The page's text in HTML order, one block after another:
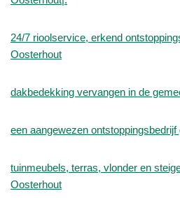
24/7 rioolservice, erkend
Oosterhout
dakbedekking vervangen in de
een aangewezen
tuinmeubels, terras, vlonder en
Oosterhout